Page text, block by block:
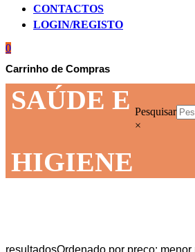
CONTACTOS
LOGIN/REGISTO
0
Carrinho de Compras
Pesquisar
×
SAÚDE E
HIGIENE
resultadosOrdenado por preço: menor